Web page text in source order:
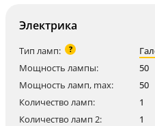
Электрика
Тип ламп: ?
Мощность лампы:
50
Мощность ламп, max:
50
Количество ламп:
1
Количество ламп 2:
1